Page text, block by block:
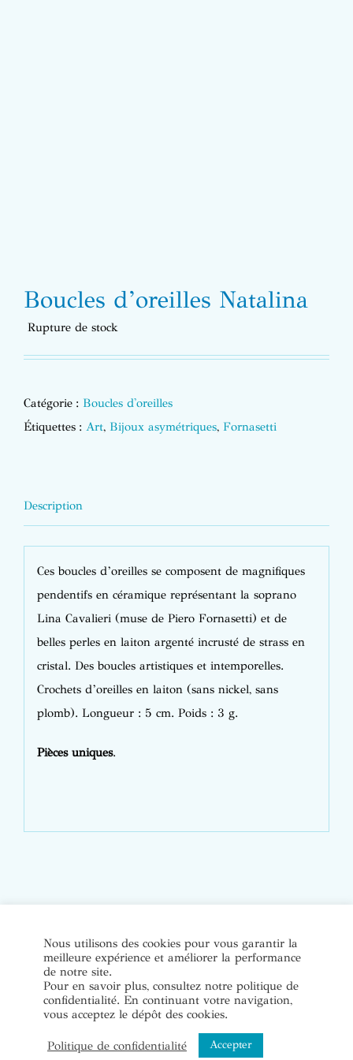
Boucles d’oreilles Natalina
Rupture de stock
Catégorie : Boucles d'oreilles
Étiquettes : Art, Bijoux asymétriques, Fornasetti
Description
Ces boucles d’oreilles se composent de magnifiques
pendentifs en céramique représentant la soprano
Lina Cavalieri (muse de Piero Fornasetti) et de
belles perles en laiton argenté incrusté de strass en
cristal. Des boucles artistiques et intemporelles.
Crochets d’oreilles en laiton (sans nickel, sans
plomb). Longueur : 5 cm. Poids : 3 g.
Pièces uniques.
© Copyright Bijoux de soi 2020-2022. Tous droits réservés. |
Conditions Générales de Vente|Mentions légales et politique
de confidentialité
Instagram
Nous utilisons des cookies pour vous garantir la
meilleure expérience et améliorer la performance
de notre site.
Pour en savoir plus, consultez notre politique de
confidentialité. En continuant votre navigation,
vous acceptez le dépôt des cookies.
Politique de confidentialité Accepter